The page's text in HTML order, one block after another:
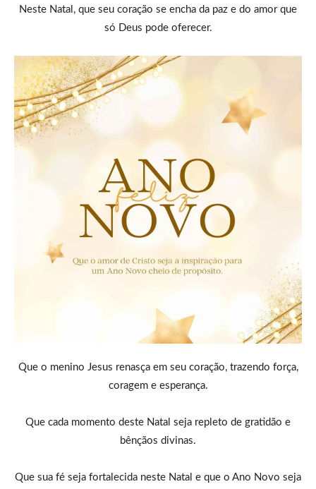
Neste Natal, que seu coração se encha da paz e do amor que
só Deus pode oferecer.
Que o menino Jesus renasça em seu coração, trazendo força,
coragem e esperança.
Que cada momento deste Natal seja repleto de gratidão e
bênçãos divinas.
Que sua fé seja fortalecida neste Natal e que o Ano Novo seja